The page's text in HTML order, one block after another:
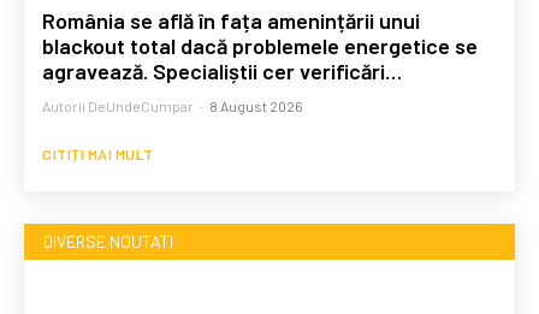
România se află în fața amenințării unui
blackout total dacă problemele energetice se
agravează. Specialiștii cer verificări…
Autorii DeUndeCumpar - 8 August 2026
CITIȚI MAI MULT
DIVERSE NOUTATI